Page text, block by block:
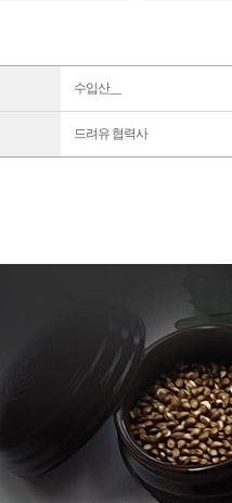
수입산__
드려유 협력사